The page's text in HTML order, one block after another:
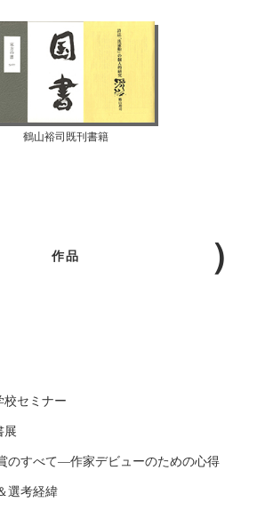
鶴山裕司既刊書籍
作品
セミナー
展
のすべて―作家デビューのための心得
選考経緯